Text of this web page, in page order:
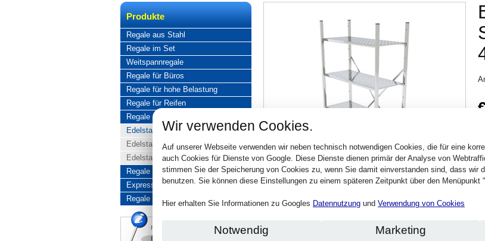
Produkte
Regale aus Stahl
Regale im Set
Weitspannregale
Regale für Büros
Regale für hohe Belastung
Regale für Reifen
Regale aus Edelstahl
Edelstahlregale komplett
Edelstahlregal Baukasten
Edelstahlregal Kombinationen
Regale aus Aluminium
Express-Produkte
Regale Reduziert
Rückfragen, Hilfe, Bestellen?
Wir verwenden Cookies.
Auf unserer Webseite verwenden wir neben technisch notwendigen Cookies, die für eine
auch Cookies für Dienste von Google. Diese Dienste dienen primär der Analyse von
stimmen Sie der Speicherung von Cookies zu, wenn Sie damit einverstanden sind, dass wir
benutzen. Sie können diese Einstellungen zu einem späteren Zeitpunkt über den Menüpunkt
Hier erhalten Sie Informationen zu Googles Datennutzung und Verwendung von Cookies
Notwendig Marketing